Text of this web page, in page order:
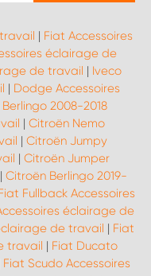
| Fiat Accessoires
éclairage de
de travail | Iveco
| Dodge Accessoires
2008-2018
| Citroën Nemo
| Citroën Jumpy
| Citroën Jumper
| Citroën Berlingo 2019-
Fullback Accessoires
éclairage de
de travail | Fiat
travail | Fiat Ducato
Fiat Scudo Accessoires